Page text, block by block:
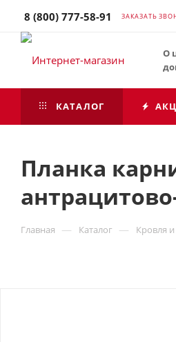
8 (800) 777-58-91 ЗАКАЗАТЬ
О
КАТАЛОГ
Планка
Главная — Каталог — Кровля